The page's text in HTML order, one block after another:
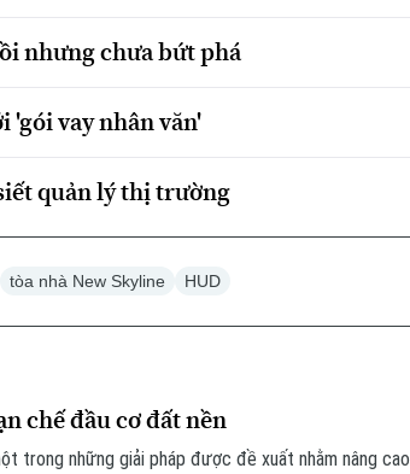
nhưng chưa bứt phá
'gói vay nhân văn'
quản lý thị trường
tòa nhà New Skyline HUD
chế đầu cơ đất nền
trong những giải pháp được đề xuất nhằm nâng cao